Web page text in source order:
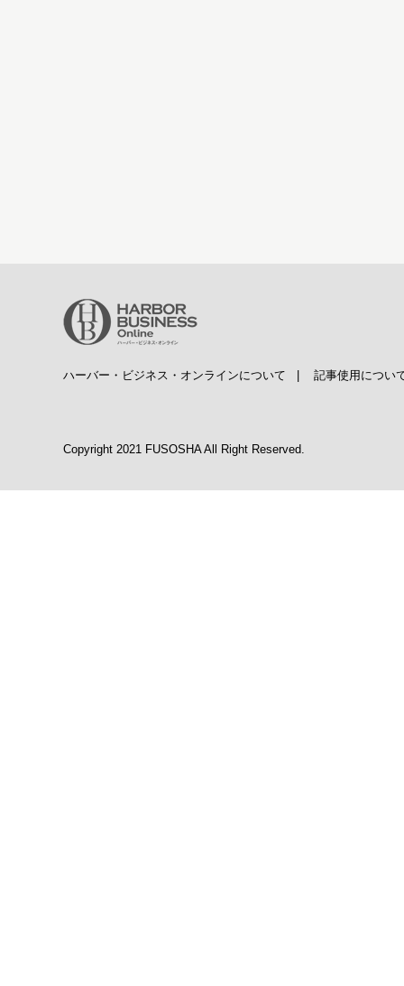
ハーバー・ビジネス・オンラインについて | 記事使用につい
Copyright 2021 FUSOSHA All Right Reserved.